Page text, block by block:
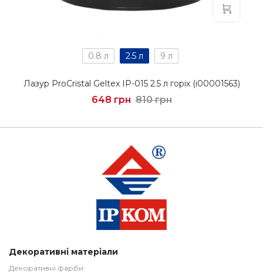
0.8 л 2.5 л 9 л
Лазур ProCristal Geltex IР-015 2.5 л горіх (i00001563)
648 грн 810 грн
Декоративні матеріали
Декоративні фарби